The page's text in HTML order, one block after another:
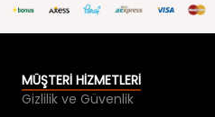
MÜŞTERİ HİZMETLERİ
Gizlilik ve Güvenlik